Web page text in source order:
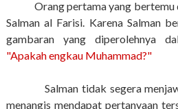
Orang pertama yang bertemu
Salman al Farisi. Karena Salman
gambaran yang diperolehnya
"Apakah engkau Muhammad?"
Salman tidak segera
menangis mendapat pertanyaan